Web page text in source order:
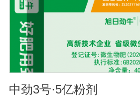
中劲3号·5亿粉剂